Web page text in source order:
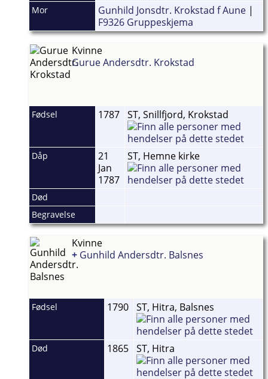
Mor Gunhild Jonsdtr. Krokstad f Aune |
F9326 Gruppeskjema
Kvinne
Gurue Andersdtr. Krokstad
Fødsel 1787 ST, Snillfjord, Krokstad
Dåp
21
Jan
1787
ST, Hemne kirke
Død
Begravelse
Kvinne
+ Gunhild Andersdtr. Balsnes
Fødsel 1790 ST, Hitra, Balsnes
Død 1865 ST, Hitra